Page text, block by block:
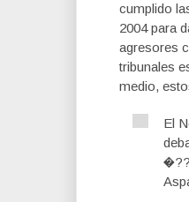
cumplido
2004 para
agresores
tribunales
medio,
El
�??